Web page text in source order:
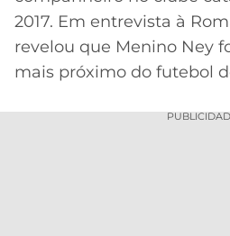
ONLINE
2026
GRÊMIO
MG
LALIGA
2017. Em entrevista à
revelou que Menino Ney
mais próximo do futebol